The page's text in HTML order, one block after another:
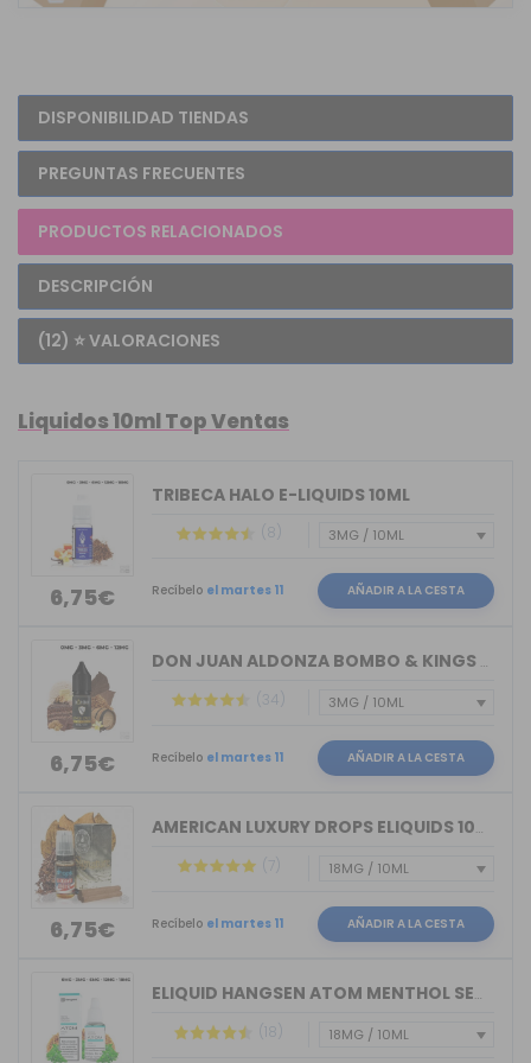
DISPONIBILIDAD TIENDAS
PREGUNTAS FRECUENTES
PRODUCTOS RELACIONADOS
DESCRIPCIÓN
(12) ⭐ VALORACIONES
Liquidos 10ml Top Ventas
6,75€
TRIBECA HALO E-LIQUIDS 10ML
(8)
Recíbelo el martes 11 AÑADIR A LA CESTA
6,75€
DON JUAN ALDONZA BOMBO & KINGS CREST ...
(34)
Recíbelo el martes 11 AÑADIR A LA CESTA
6,75€
AMERICAN LUXURY DROPS ELIQUIDS 10ML
(7)
Recíbelo el martes 11 AÑADIR A LA CESTA
ELIQUID HANGSEN ATOM MENTHOL SENSATIO...
(18)